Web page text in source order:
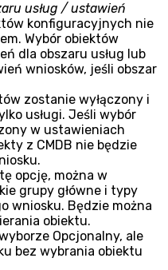
usług / ustawień
konfiguracyjnych nie
Wybór obiektów
dla obszaru usług lub
wniosków, jeśli obszar
zostanie wyłączony i
usługi. Jeśli wybór
w ustawieniach
z CMDB nie będzie
opcję, można w
grupy główne i typy
wniosku. Będzie można
obiektu.
Opcjonalny, ale
bez wybrania obiektu